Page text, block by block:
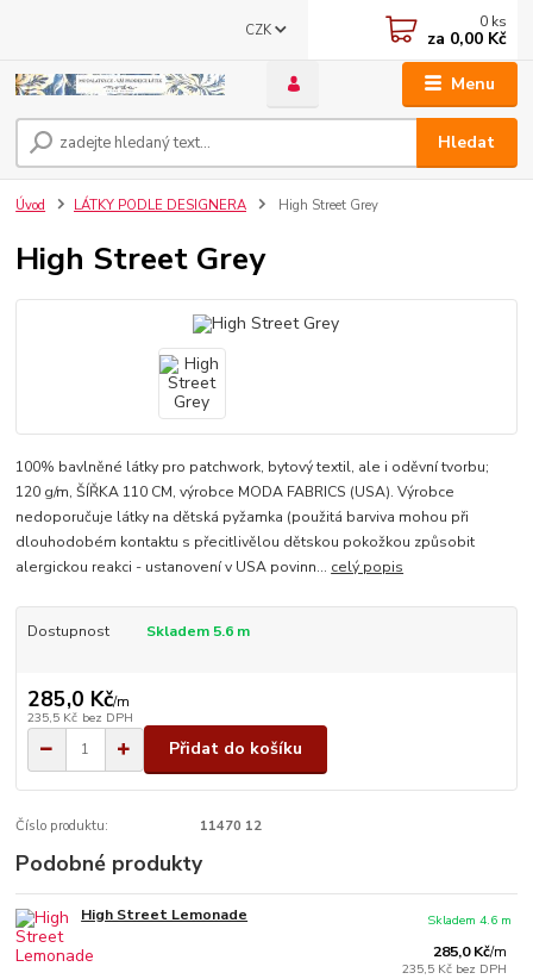
Menu
CZK
Hledat
0 ks
za 0,00 Kč
Úvod LÁTKY PODLE DESIGNERA High Street Grey
High Street Grey
100% bavlněné látky pro patchwork, bytový textil, ale i oděvní tvorbu;
120 g/m, ŠÍŘKA 110 CM, výrobce MODA FABRICS (USA). Výrobce
nedoporučuje látky na dětská pyžamka (použitá barviva mohou při
dlouhodobém kontaktu s přecitlivělou dětskou pokožkou způsobit
alergickou reakci - ustanovení v USA povinn... celý popis
Dostupnost Skladem 5.6 m
285,0 Kč/m
235,5 Kč bez DPH
Přidat do košíku
Číslo produktu: 11470 12
Podobné produkty
High Street Lemonade
285,0 Kč/m
235,5 Kč bez DPH
Skladem 4.6 m